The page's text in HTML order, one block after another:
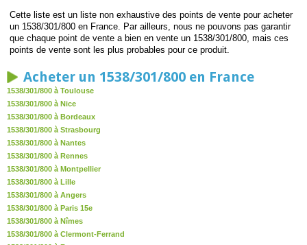
Cette liste est un liste non exhaustive des points de vente pour acheter
un 1538/301/800 en France. Par ailleurs, nous ne pouvons pas garantir
que chaque point de vente a bien en vente un 1538/301/800, mais ces
points de vente sont les plus probables pour ce produit.
Acheter un 1538/301/800 en France
1538/301/800 à Toulouse
1538/301/800 à Nice
1538/301/800 à Bordeaux
1538/301/800 à Strasbourg
1538/301/800 à Nantes
1538/301/800 à Rennes
1538/301/800 à Montpellier
1538/301/800 à Lille
1538/301/800 à Angers
1538/301/800 à Paris 15e
1538/301/800 à Nîmes
1538/301/800 à Clermont-Ferrand